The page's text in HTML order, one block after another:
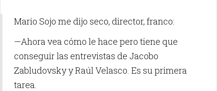
Mario Sojo me dijo seco, director, franco:
—Ahora vea cómo le hace pero tiene que
conseguir las entrevistas de Jacobo
Zabludovsky y Raúl Velasco. Es su primera
tarea.